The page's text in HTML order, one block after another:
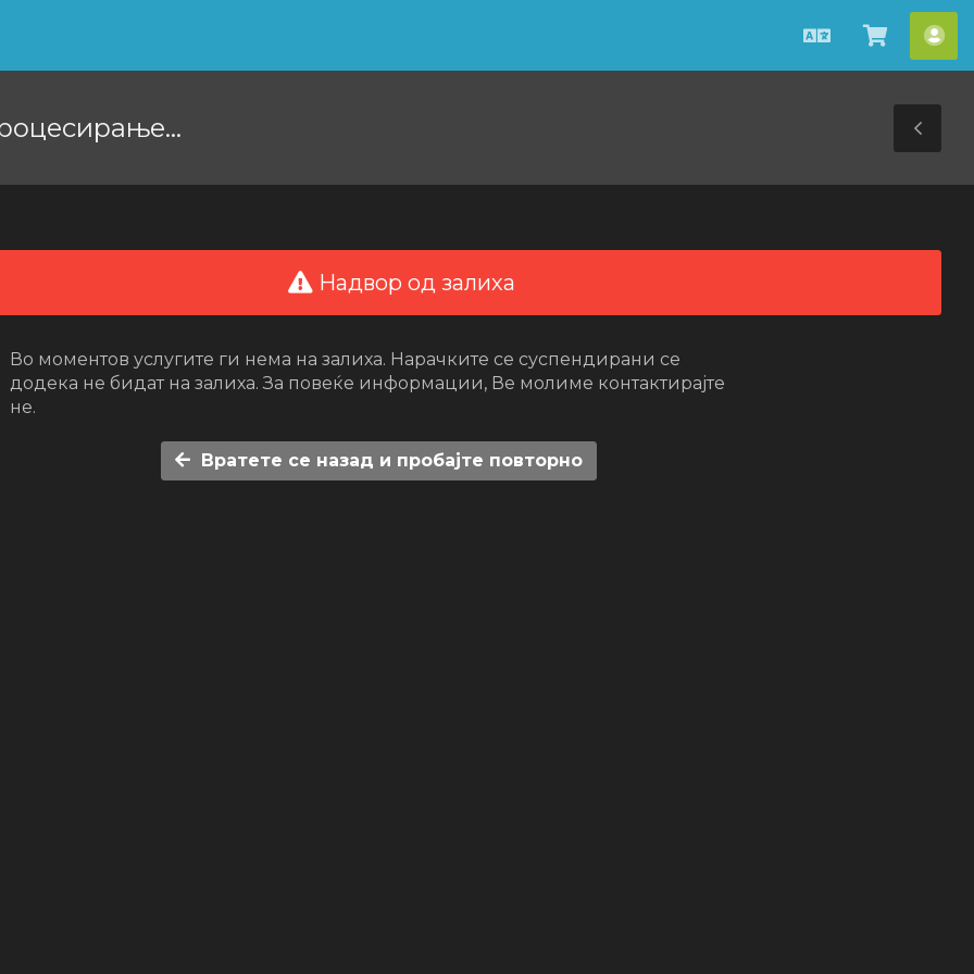
Macedonian
Надвор од залиха
Во моментов услугите ги нема на залиха. Нарачките се суспендирани се
додека не бидат на залиха. За повеќе информации, Ве молиме контактирајте
не.
Вратете се назад и пробајте повторно